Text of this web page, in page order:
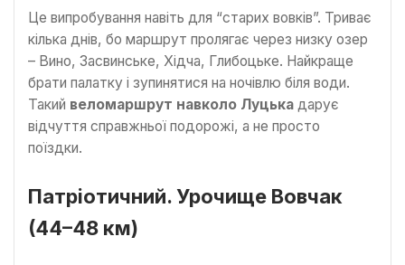
Це випробування навіть для “старих вовків”. Триває
кілька днів, бо маршрут пролягає через низку озер
– Вино, Засвинське, Хідча, Глибоцьке. Найкраще
брати палатку і зупинятися на ночівлю біля води.
Такий веломаршрут навколо Луцька дарує
відчуття справжньої подорожі, а не просто
поїздки.
Патріотичний. Урочище Вовчак
(44–48 км)